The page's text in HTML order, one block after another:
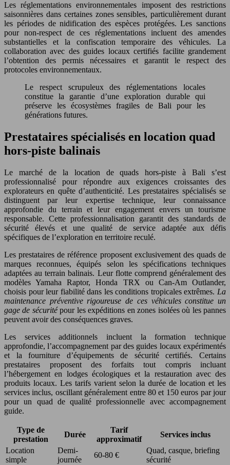
Les réglementations environnementales imposent des restrictions
saisonnières dans certaines zones sensibles, particulièrement durant
les périodes de nidification des espèces protégées. Les sanctions
pour non-respect de ces réglementations incluent des amendes
substantielles et la confiscation temporaire des véhicules. La
collaboration avec des guides locaux certifiés facilite grandement
l’obtention des permis nécessaires et garantit le respect des
protocoles environnementaux.
Le respect scrupuleux des réglementations locales
constitue la garantie d’une exploration durable qui
préserve les écosystèmes fragiles de Bali pour les
générations futures.
Prestataires spécialisés en location quad
hors-piste balinais
Le marché de la location de quads hors-piste à Bali s’est
professionnalisé pour répondre aux exigences croissantes des
explorateurs en quête d’authenticité. Les prestataires spécialisés se
distinguent par leur expertise technique, leur connaissance
approfondie du terrain et leur engagement envers un tourisme
responsable. Cette professionnalisation garantit des standards de
sécurité élevés et une qualité de service adaptée aux défis
spécifiques de l’exploration en territoire reculé.
Les prestataires de référence proposent exclusivement des quads de
marques reconnues, équipés selon les spécifications techniques
adaptées au terrain balinais. Leur flotte comprend généralement des
modèles Yamaha Raptor, Honda TRX ou Can-Am Outlander,
choisis pour leur fiabilité dans les conditions tropicales extrêmes. La
maintenance préventive rigoureuse de ces véhicules constitue un
gage de sécuritépour les expéditions en zones isolées où les pannes
peuvent avoir des conséquences graves.
Les services additionnels incluent la formation technique
approfondie, l’accompagnement par des guides locaux expérimentés
et la fourniture d’équipements de sécurité certifiés. Certains
prestataires proposent des forfaits tout compris incluant
l’hébergement en lodges écologiques et la restauration avec des
produits locaux. Les tarifs varient selon la durée de location et les
services inclus, oscillant généralement entre 80 et 150 euros par jour
pour un quad de qualité professionnelle avec accompagnement
guide.
Type de
prestation
Durée
Tarif
approximatif
Services inclus
Location
simple
Demi-
journée
60-80 €
Quad, casque, briefing
sécurité